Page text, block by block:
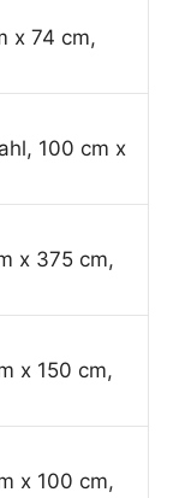
x 74 cm,
100 cm x
x 375 cm,
x 150 cm,
x 100 cm,